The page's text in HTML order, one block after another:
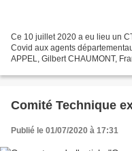
Ce 10 juillet 2020 a eu lieu un
Covid aux agents
APPEL, Gilbert CHAUMONT,
Comité Technique
Publié le 01/07/2020 à 17:31